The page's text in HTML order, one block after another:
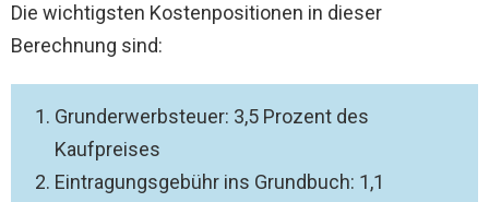
Die wichtigsten Kostenpositionen in dieser
Berechnung sind:
Grunderwerbsteuer: 3,5 Prozent des
Kaufpreises
Eintragungsgebühr ins Grundbuch: 1,1